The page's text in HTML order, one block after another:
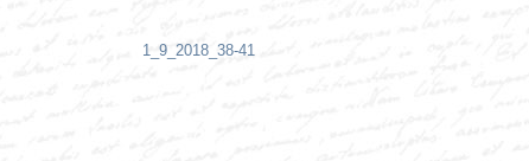
1_9_2018_38-41